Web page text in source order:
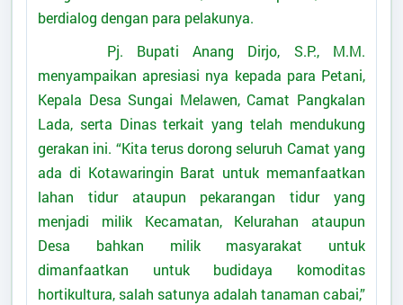
berdialog dengan para pelakunya.
Pj. Bupati Anang Dirjo, S.P., M.M.
menyampaikan apresiasi nya kepada para Petani,
Kepala Desa Sungai Melawen, Camat Pangkalan
Lada, serta Dinas terkait yang telah mendukung
gerakan ini. “Kita terus dorong seluruh Camat yang
ada di Kotawaringin Barat untuk memanfaatkan
lahan tidur ataupun pekarangan tidur yang
menjadi milik Kecamatan, Kelurahan ataupun
Desa bahkan milik masyarakat untuk
dimanfaatkan untuk budidaya komoditas
hortikultura, salah satunya adalah tanaman cabai,”